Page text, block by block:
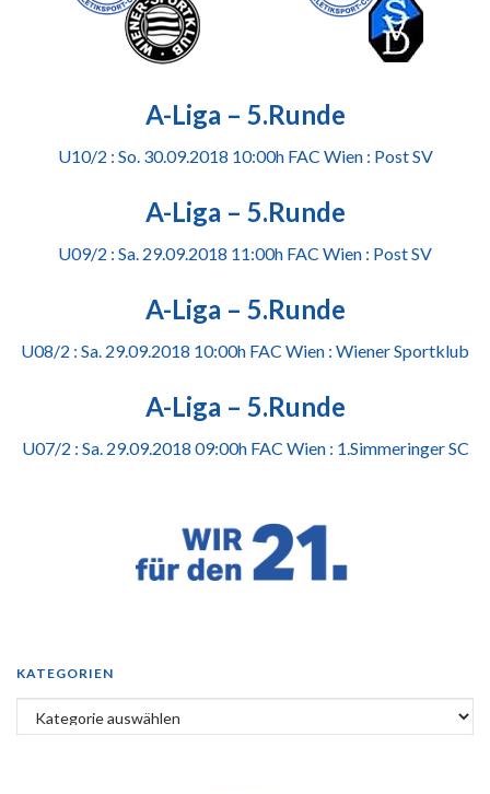
A-Liga – 5.Runde
U10/2 : So. 30.09.2018 10:00h FAC Wien : Post SV
A-Liga – 5.Runde
U09/2 : Sa. 29.09.2018 11:00h FAC Wien : Post SV
A-Liga – 5.Runde
U08/2 : Sa. 29.09.2018 10:00h FAC Wien : Wiener Sportklub
A-Liga – 5.Runde
U07/2 : Sa. 29.09.2018 09:00h FAC Wien : 1.Simmeringer SC
KATEGORIEN
Kategorien